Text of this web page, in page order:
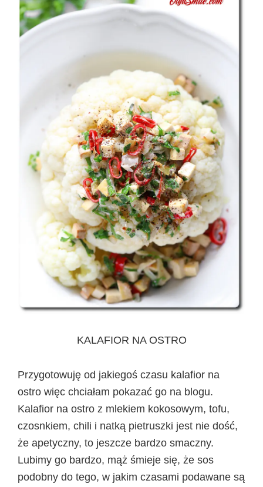
KALAFIOR NA OSTRO
Przygotowuję od jakiegoś czasu kalafior na
ostro więc chciałam pokazać go na blogu.
Kalafior na ostro z mlekiem kokosowym, tofu,
czosnkiem, chili i natką pietruszki jest nie dość,
że apetyczny, to jeszcze bardzo smaczny.
Lubimy go bardzo, mąż śmieje się, że sos
podobny do tego, w jakim czasami podawane są